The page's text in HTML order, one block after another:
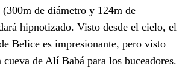
de diámetro y 124m de
hipnotizado. Visto desde el cielo, el
Belice es impresionante, pero visto
cueva de Alí Babá para los buceadores.